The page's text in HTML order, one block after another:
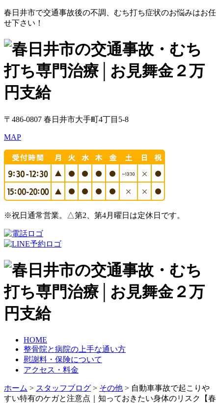
春日井市で交通事故後の不調、むち打ち症状のお悩みはお任
せ下さい！
〒486-0807 春日井市大手町4丁目5-8
MAP
※祝日通常営業。△第2、第4月曜日は定休日です。
HOME
整骨院と病院の上手な通い方
慰謝料・保険について
アクセス・料金
ホーム > スタッフブログ > その他 > 自動車事故で起こりや
すい特有のケガと注意点｜知っておきたい身体のリスク【春